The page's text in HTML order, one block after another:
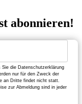
abonnieren!
die Datenschutzerklärung
nur für den Zweck der
an Dritte findet nicht statt.
zur Abmeldung sind in jeder